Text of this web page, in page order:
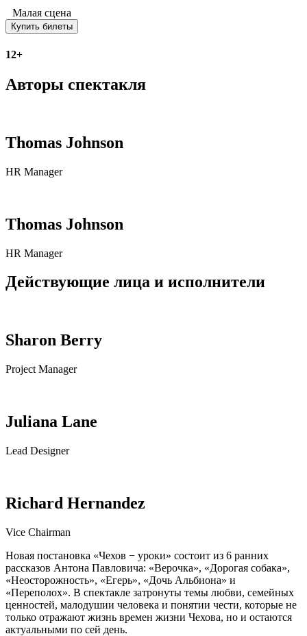
Малая сцена
Купить билеты
12+
Авторы спектакля
Thomas Johnson
HR Manager
Thomas Johnson
HR Manager
Действующие лица и исполнители
Sharon Berry
Project Manager
Juliana Lane
Lead Designer
Richard Hernandez
Vice Chairman
Новая постановка «Чехов − уроки» состоит из 6 ранних
рассказов Антона Павловича: «Верочка», «Дорогая собака»,
«Неосторожность», «Егерь», «Дочь Альбиона» и
«Переполох». В спектакле затронуты темы любви, семейных
ценностей, малодушии человека и понятии чести, которые не
только отражают жизнь времен жизни Чехова, но и остаются
актуальными по сей день.